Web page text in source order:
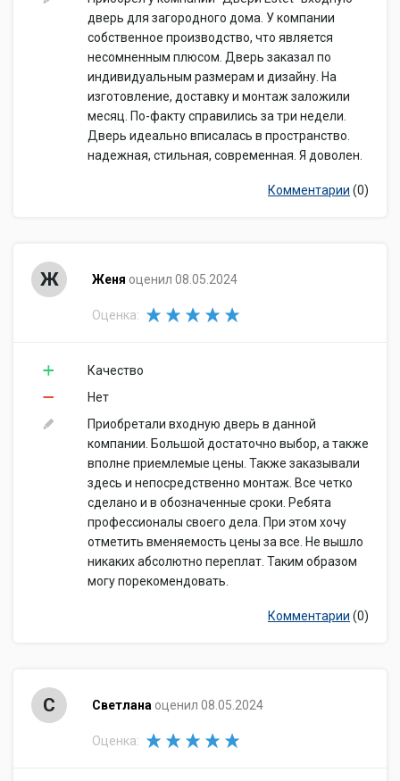
дверь для загородного дома. У компании
собственное производство, что является
несомненным плюсом. Дверь заказал по
индивидуальным размерам и дизайну. На
изготовление, доставку и монтаж заложили
месяц. По-факту справились за три недели.
Дверь идеально вписалась в пространство.
надежная, стильная, современная. Я доволен.
Комментарии (0)
Ж Женя оценил 08.05.2024
Оценка:
Качество
Нет
Приобретали входную дверь в данной
компании. Большой достаточно выбор, а также
вполне приемлемые цены. Также заказывали
здесь и непосредственно монтаж. Все четко
сделано и в обозначенные сроки. Ребята
профессионалы своего дела. При этом хочу
отметить вменяемость цены за все. Не вышло
никаких абсолютно переплат. Таким образом
могу порекомендовать.
Комментарии (0)
С Светлана оценил 08.05.2024
Оценка: